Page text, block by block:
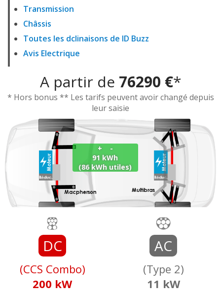
Transmission
Châssis
Toutes les dclinaisons de ID Buzz
Avis Electrique
A partir de 76290 €*
* Hors bonus ** Les tarifs peuvent avoir changé depuis
leur saisie
+ -
91 kWh
(86 kWh utiles)
DC
(CCS Combo)
200 kW
AC
(Type 2)
11 kW